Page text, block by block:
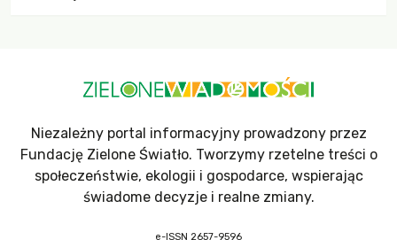
Niezależny portal informacyjny prowadzony przez
Fundację Zielone Światło. Tworzymy rzetelne treści o
społeczeństwie, ekologii i gospodarce, wspierając
świadome decyzje i realne zmiany.
e-ISSN 2657-9596